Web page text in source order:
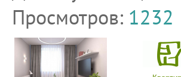
Просмотров: 1232